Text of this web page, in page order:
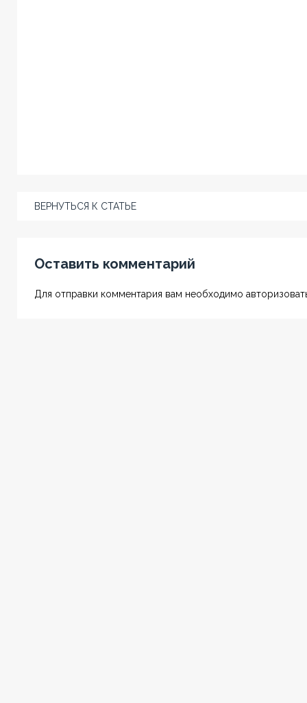
ВЕРНУТЬСЯ К СТАТЬЕ
Оставить комментарий
Для отправки комментария вам необходимо